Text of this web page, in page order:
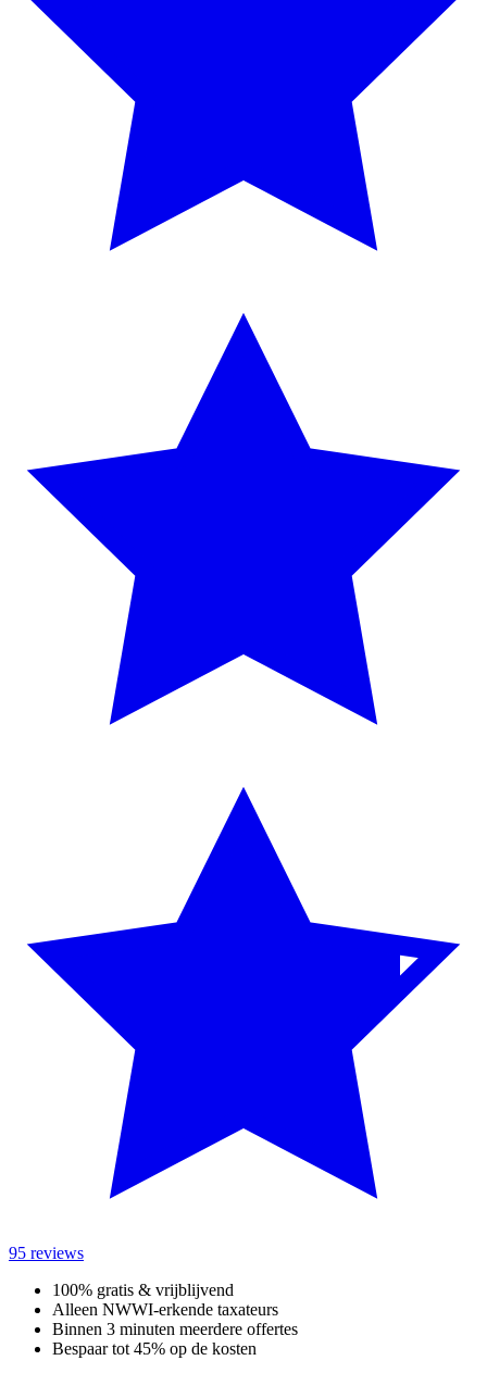
95 reviews
100% gratis & vrijblijvend
Alleen NWWI-erkende taxateurs
Binnen 3 minuten meerdere offertes
Bespaar tot 45% op de kosten